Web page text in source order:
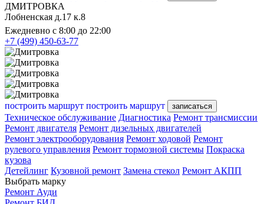
ДМИТРОВКА
Лобненская д.17 к.8
Ежедневно с 8:00 до 22:00
+7 (499) 450-63-77
построить маршрут построить маршрут записаться
Техническое обслуживание Диагностика Ремонт трансмиссии
Ремонт двигателя Ремонт дизельных двигателей
Ремонт электрооборудования Ремонт ходовой Ремонт
рулевого управления Ремонт тормозной системы Покраска
кузова
Детейлинг Кузовной ремонт Замена стекол Ремонт АКПП
Выбрать марку
Ремонт Ауди